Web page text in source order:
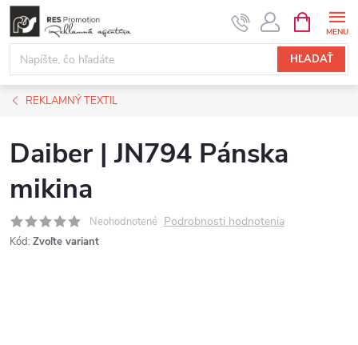
Prejsť
obsah
HĽADAŤ
KOŠÍK
REKLAMNÝ TEXTIL
Daiber | JN794 Pánska
mikina
Neohodnotené Podrobnosti hodnotenia
Kód: Zvoľte variant